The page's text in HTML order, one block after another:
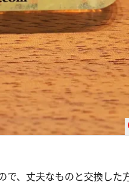
で、丈夫なものと交換した